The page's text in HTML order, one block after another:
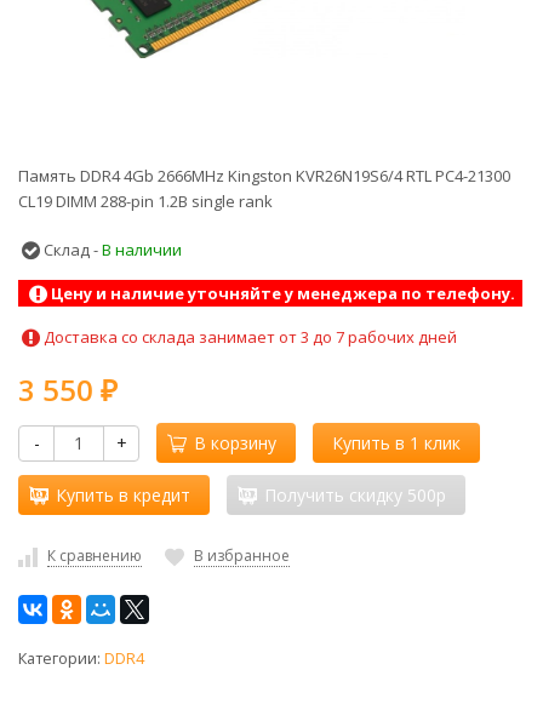
Память DDR4 4Gb 2666MHz Kingston KVR26N19S6/4 RTL PC4-21300
CL19 DIMM 288-pin 1.2В single rank
Склад -В наличии
Цену и наличие уточняйте у менеджера по телефону.
Доставка со склада занимает от 3 до 7 рабочих дней
3 550 ₽
- + В корзину Купить в 1 клик
Купить в кредит Получить скидку 500р
К сравнению В избранное
Категории: DDR4